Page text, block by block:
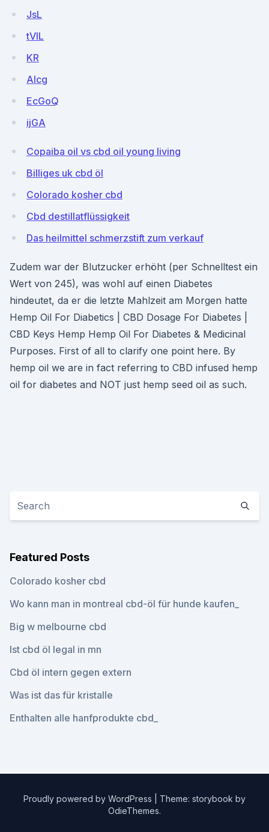
JsL
tVlL
KR
AIcg
EcGoQ
ijGA
Copaiba oil vs cbd oil young living
Billiges uk cbd öl
Colorado kosher cbd
Cbd destillatflüssigkeit
Das heilmittel schmerzstift zum verkauf
Zudem war der Blutzucker erhöht (per Schnelltest ein
Wert von 245), was wohl auf einen Diabetes
hindeutet, da er die letzte Mahlzeit am Morgen hatte
Hemp Oil For Diabetics | CBD Dosage For Diabetes |
CBD Keys Hemp Hemp Oil For Diabetes & Medicinal
Purposes. First of all to clarify one point here. By
hemp oil we are in fact referring to CBD infused hemp
oil for diabetes and NOT just hemp seed oil as such.
Featured Posts
Colorado kosher cbd
Wo kann man in montreal cbd-öl für hunde kaufen_
Big w melbourne cbd
Ist cbd öl legal in mn
Cbd öl intern gegen extern
Was ist das für kristalle
Enthalten alle hanfprodukte cbd_
Proudly powered by WordPress
Theme: storybook by
OdieThemes.